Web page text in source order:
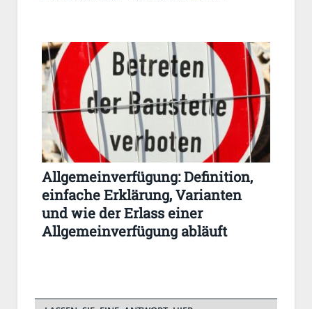
Allgemeinverfügung: Definition,
einfache Erklärung, Varianten
und wie der Erlass einer
Allgemeinverfügung abläuft